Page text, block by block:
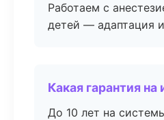
Работаем с
детей — адаптация
Какая гарантия
До 10 лет на